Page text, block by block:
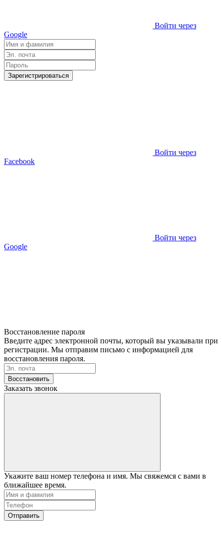
Войти через
Google
Зарегистрироваться
Войти через
Facebook
Войти через
Google
Восстановление пароля
Введите адрес электронной почты, который вы указывали при
регистрации. Мы отправим письмо с информацией для
восстановления пароля.
Восстановить
Заказать звонок
Укажите ваш номер телефона и имя. Мы свяжемся с вами в
ближайшее время.
Отправить